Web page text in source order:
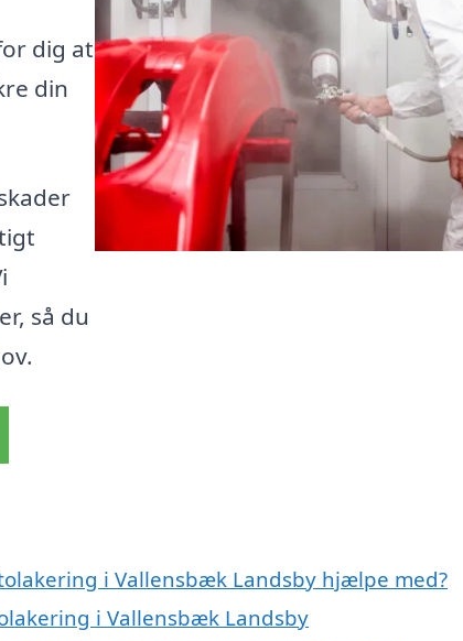
dig at
din
så du
i Vallensbæk Landsby hjælpe med?
i Vallensbæk Landsby